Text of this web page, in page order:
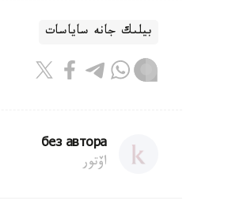
بيلىك جانە ساياسات
без автора
اۆتور